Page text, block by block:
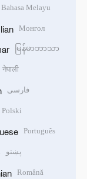
Bahasa Melayu
Монгол
မြန်မာဘာသာ
नेपाली
فارسی
Polski
Português
پښتو
Română